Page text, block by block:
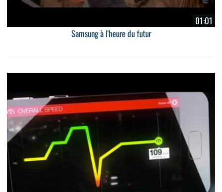
01:01
Samsung à l'heure du futur